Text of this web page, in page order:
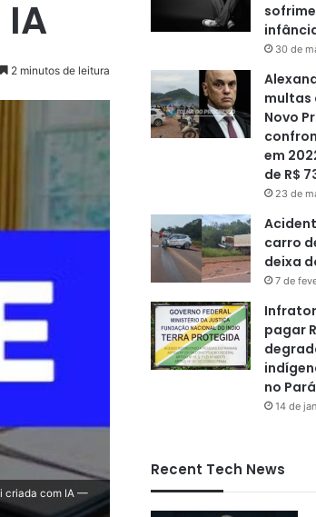
2 minutos de leitura
criada com IA —
30 de
multas
Novo
em
de R$
23 de
carro
deixa
7 de
pagar
no Pará
14 de
Recent Tech News